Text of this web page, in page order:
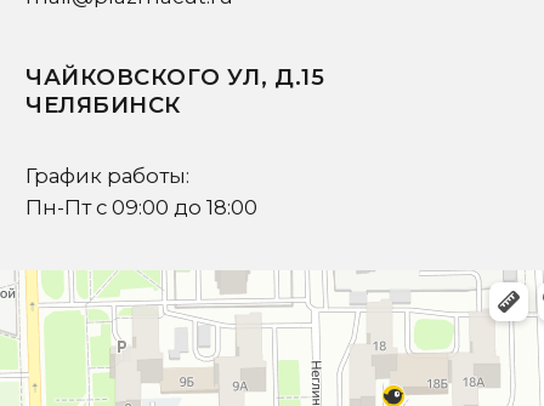
Ваш вопрос
Я подтверждаю ознакомление с
Отправить запрос